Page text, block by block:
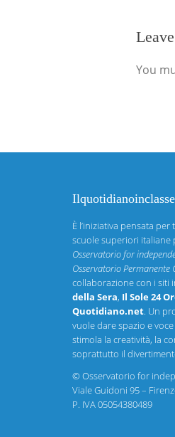
You
È l’iniziativa pensata
scuole superiori italiane
Osservatorio for
Osservatorio Permanente
collaborazione con i siti
della Sera, Il Sole 24
Quotidiano.net. Un
vuole dare spazio e
stimola la creatività, la
soprattutto il
©Osservatorio for
Viale Guidoni 95 –
P. IVA 05054380489